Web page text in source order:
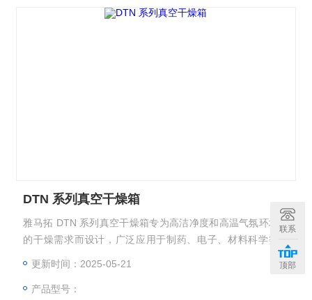
DTN 系列真空干燥箱
雅马拓 DTN 系列真空干燥箱专为高洁净度和高温气氛环境下
的干燥需求而设计，广泛应用于制药、电子、材料科学等领
更新时间：2025-05-21
产品型号：
联系
顶部